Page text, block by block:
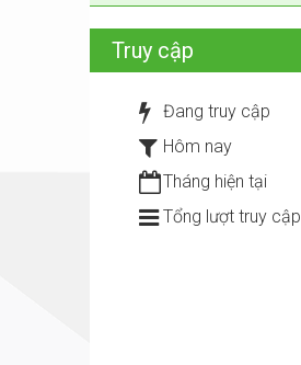
Truy cập
Đang truy cập
Hôm nay
Tháng hiện tại
Tổng lượt truy cập